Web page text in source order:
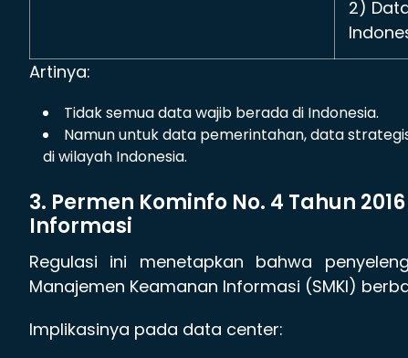
2)
Artinya:
Tidak semua data wajib berada di Indonesia.
Namun untuk data pemerintahan, data
di wilayah Indonesia.
3. Permen Kominfo No. 4 Tahun
Informasi
Regulasi ini menetapkan bahwa
Manajemen Keamanan Informasi (SMKI)
Implikasinya pada data center: